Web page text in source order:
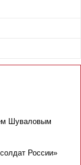
Шуваловым
России»